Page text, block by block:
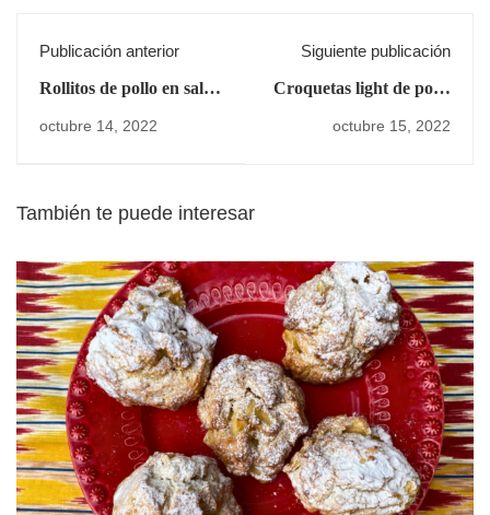
Publicación anterior
Rollitos de pollo en salsa
octubre 14, 2022
Siguiente publicación
Croquetas light de pollo
octubre 15, 2022
También te puede interesar